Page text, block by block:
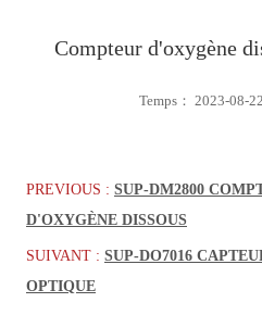
Compteur d'oxygène
Temps： 2023-08-22
PREVIOUS : SUP-DM2800
D'OXYGÈNE DISSOUS
SUIVANT : SUP-DO7016
OPTIQUE